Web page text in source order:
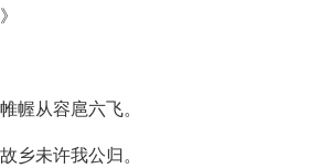
幄从容扈六飞。
乡未许我公归。